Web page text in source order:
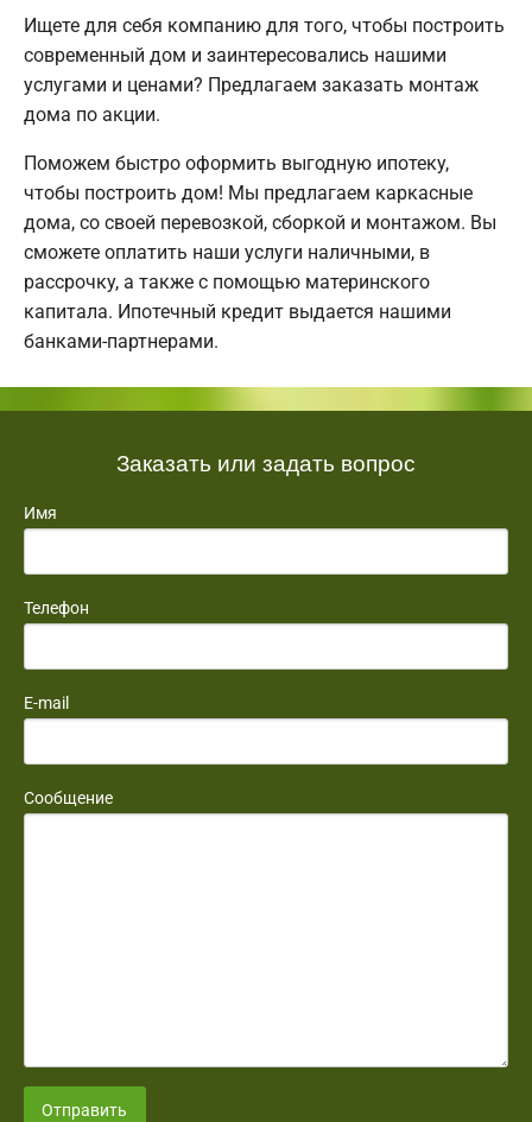
Ищете для себя компанию для того, чтобы построить
современный дом и заинтересовались нашими
услугами и ценами? Предлагаем заказать монтаж
дома по акции.
Поможем быстро оформить выгодную ипотеку,
чтобы построить дом! Мы предлагаем каркасные
дома, со своей перевозкой, сборкой и монтажом. Вы
сможете оплатить наши услуги наличными, в
рассрочку, а также с помощью материнского
капитала. Ипотечный кредит выдается нашими
банками-партнерами.
Заказать или задать вопрос
Имя
Телефон
E-mail
Сообщение
Отправить